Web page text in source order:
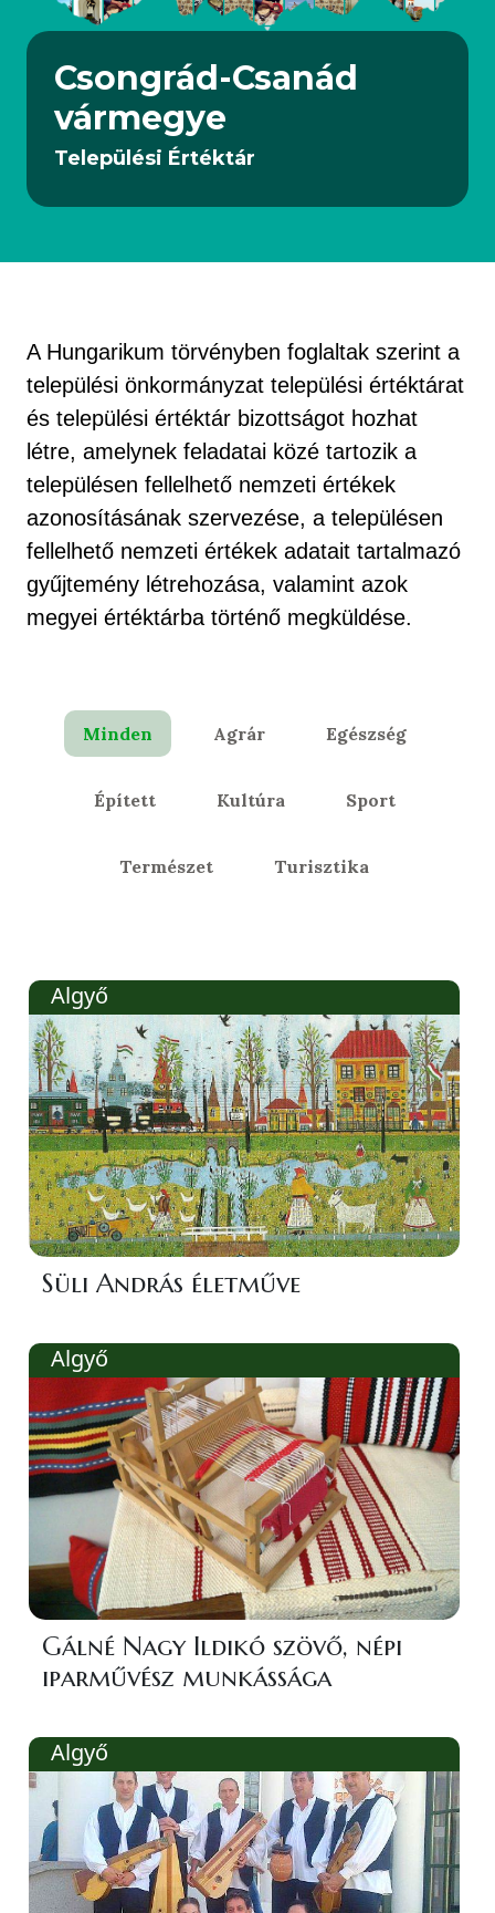
Csongrád-Csanád
vármegye
Települési Értéktár
A Hungarikum törvényben foglaltak szerint a
települési önkormányzat települési értéktárat
és települési értéktár bizottságot hozhat
létre, amelynek feladatai közé tartozik a
településen fellelhető nemzeti értékek
azonosításának szervezése, a településen
fellelhető nemzeti értékek adatait tartalmazó
gyűjtemény létrehozása, valamint azok
megyei értéktárba történő megküldése.
Minden Agrár Egészség
Épített Kultúra Sport
Természet Turisztika
Algyő
Süli András életműve
Algyő
Gálné Nagy Ildikó szövő, népi
iparművész munkássága
Algyő